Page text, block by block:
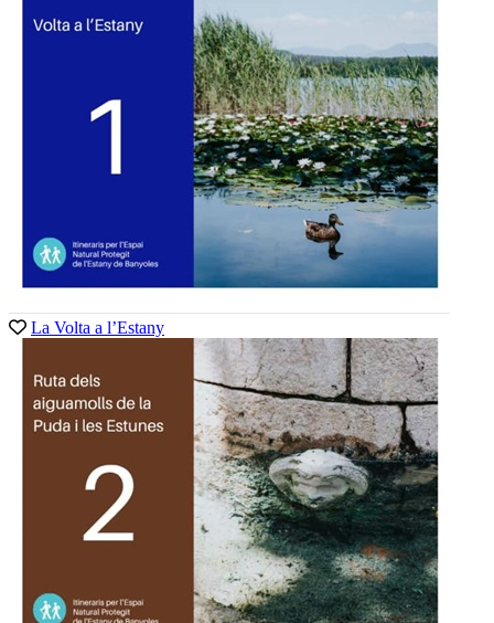
La Volta a l’Estany